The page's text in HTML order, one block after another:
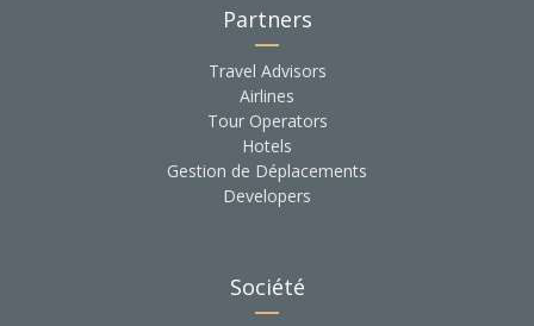
Partners
Travel Advisors
Airlines
Tour Operators
Hotels
Gestion de Déplacements
Developers
Société